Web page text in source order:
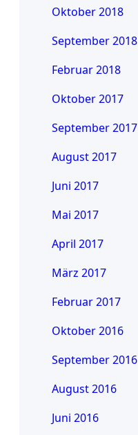
Oktober 2018
September 2018
Februar 2018
Oktober 2017
September 2017
August 2017
Juni 2017
Mai 2017
April 2017
März 2017
Februar 2017
Oktober 2016
September 2016
August 2016
Juni 2016